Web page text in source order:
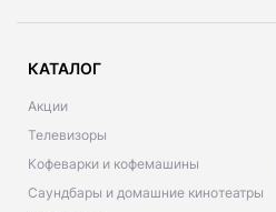
КАТАЛОГ
Акции
Телевизоры
Кофеварки и кофемашины
Саундбары и домашние кинотеатры